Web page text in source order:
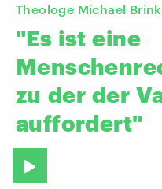
Theologe Michael
"Es ist eine
zu der der
auffordert"